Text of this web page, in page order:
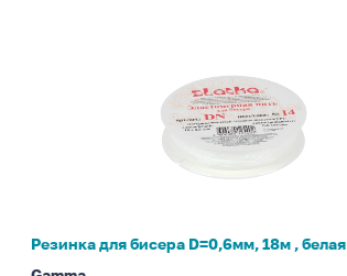
Резинка для бисера D=0,6мм, 18м , белая